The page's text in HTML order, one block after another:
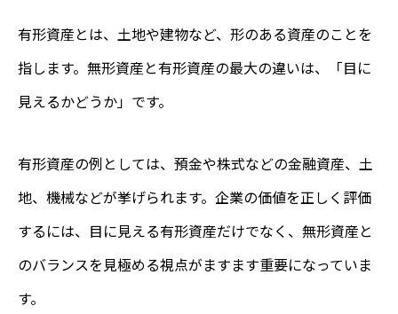
有形資産とは、土地や建物など、形のある資産のことを
指します。無形資産と有形資産の最大の違いは、「目に
見えるかどうか」です。
有形資産の例としては、預金や株式などの金融資産、土
地、機械などが挙げられます。企業の価値を正しく評価
するには、目に見える有形資産だけでなく、無形資産と
のバランスを見極める視点がますます重要になっていま
す。